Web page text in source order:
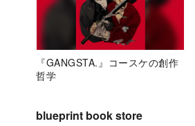
『GANGSTA.』コースケの創作
哲学
blueprint book store